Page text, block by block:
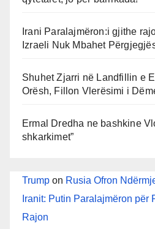
Irani Paralajmëron:i gjithe
Izraeli Nuk Mbahet
Shuhet Zjarri në Landfillin e
Orësh, Fillon Vlerësimi i
Ermal Dredha ne bashkine
shkarkimet”
Trump on Rusia Ofron
Iranit: Putin Paralajmëron për
Rajon